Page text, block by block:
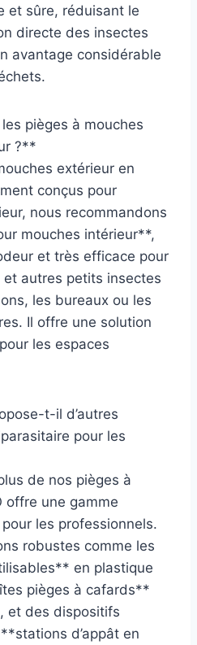
et sûre, réduisant le
directe des insectes
avantage considérable
pièges à mouches
?**
extérieur en
conçus pour
nous recommandons
mouches intérieur**,
et très efficace pour
autres petits insectes
les bureaux ou les
Il offre une solution
les espaces
t-il d’autres
pour les
de nos pièges à
offre une gamme
les professionnels.
robustes comme les
en plastique
pièges à cafards**
et des dispositifs
d’appât en